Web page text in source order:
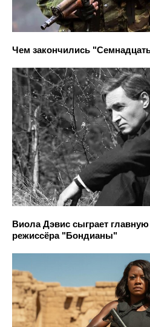
Чем закончились
Виола Дэвис сыграет
режиссёра "Бондианы"